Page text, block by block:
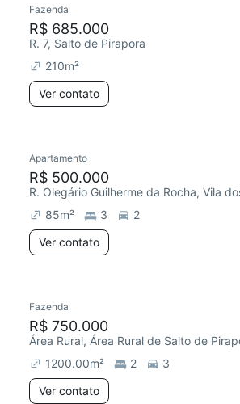
Fazenda
R$ 685.000
R. 7, Salto de Pirapora
210m²
Ver contato
Apartamento
R$ 500.000
R. Olegário Guilherme da Rocha, Vila
85m² 3
2
Ver contato
Fazenda
R$ 750.000
Área Rural, Área Rural de Salto de
1200.00m² 2
3
Ver contato